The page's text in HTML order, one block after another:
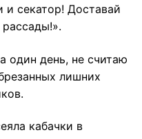
и секатор! Доставай
один день, не считаю
лишних
кабачки в